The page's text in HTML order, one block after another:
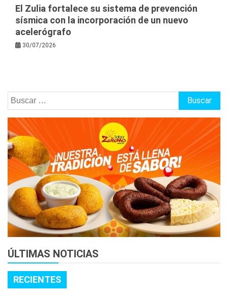
El Zulia fortalece su sistema de prevención
sísmica con la incorporación de un nuevo
acelerógrafo
30/07/2026
Buscar:
ÚLTIMAS NOTICIAS
RECIENTES